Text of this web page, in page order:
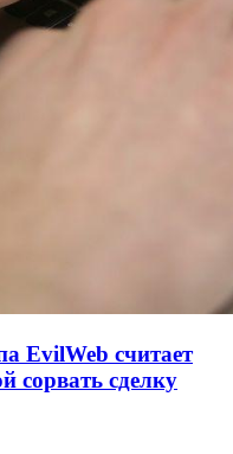
EvilWeb считает
сорвать сделку